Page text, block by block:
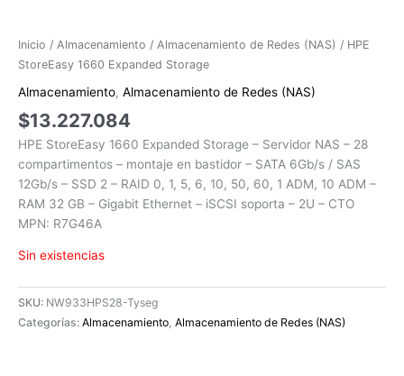
Inicio / Almacenamiento / Almacenamiento de Redes (NAS) / HPE
StoreEasy 1660 Expanded Storage
Almacenamiento, Almacenamiento de Redes (NAS)
$13.227.084
HPE StoreEasy 1660 Expanded Storage – Servidor NAS – 28
compartimentos – montaje en bastidor – SATA 6Gb/s / SAS
12Gb/s – SSD 2 – RAID 0, 1, 5, 6, 10, 50, 60, 1 ADM, 10 ADM –
RAM 32 GB – Gigabit Ethernet – iSCSI soporta – 2U – CTO
MPN: R7G46A
Sin existencias
SKU: NW933HPS28-Tyseg
Categorías: Almacenamiento, Almacenamiento de Redes (NAS)